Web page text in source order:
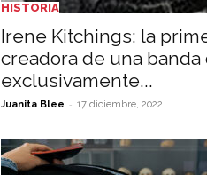
HISTORIA
Irene Kitchings: la
creadora de una banda
exclusivamente...
Juanita Blee - 17 diciembre, 2022